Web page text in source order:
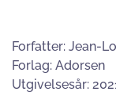
Forfatter: Jean-
Forlag: Adorsen
Utgivelsesår: